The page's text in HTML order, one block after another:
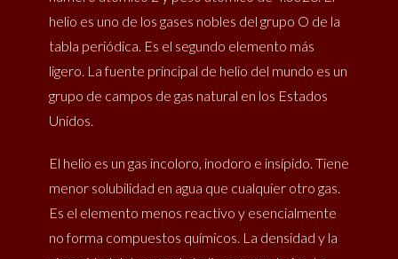
helio es uno de los gases nobles del grupo O de la
tabla periódica. Es el segundo elemento más
ligero. La fuente principal de helio del mundo es un
grupo de campos de gas natural en los Estados
Unidos.
El helio es un gas incoloro, inodoro e insípido. Tiene
menor solubilidad en agua que cualquier otro gas.
Es el elemento menos reactivo y esencialmente
no forma compuestos químicos. La densidad y la